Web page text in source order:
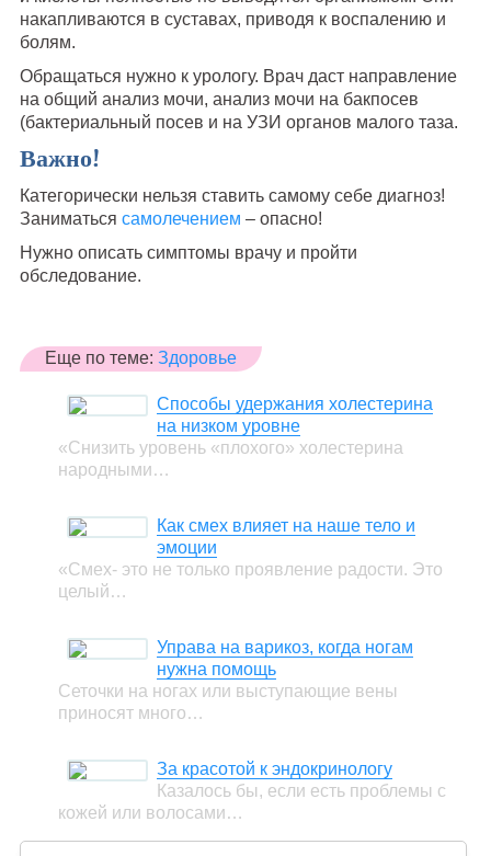
накапливаются в суставах, приводя к воспалению и
болям.
Обращаться нужно к урологу. Врач даст направление
на общий анализ мочи, анализ мочи на бакпосев
(бактериальный посев и на УЗИ органов малого таза.
Важно!
Категорически нельзя ставить самому себе диагноз!
Заниматься самолечением – опасно!
Нужно описать симптомы врачу и пройти
обследование.
Еще по теме: Здоровье
Способы удержания холестерина
на низком уровне
«Снизить уровень «плохого» холестерина
народными…
Как смех влияет на наше тело и
эмоции
«Смех- это не только проявление радости. Это
целый…
Управа на варикоз, когда ногам
нужна помощь
Сеточки на ногах или выступающие вены
приносят много…
За красотой к эндокринологу
Казалось бы, если есть проблемы с
кожей или волосами…